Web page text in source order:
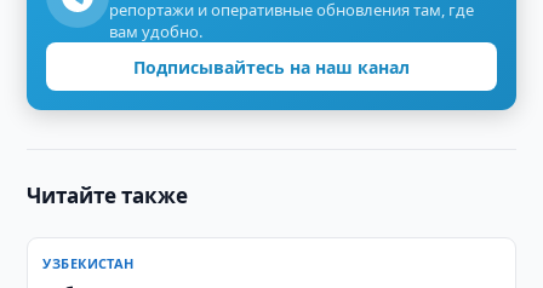
репортажи и оперативные обновления там, где
вам удобно.
Подписывайтесь на наш канал
Читайте также
УЗБЕКИСТАН